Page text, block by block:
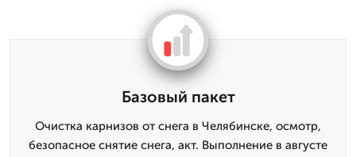
Базовый пакет
Очистка карнизов от снега в Челябинске, осмотр,
безопасное снятие снега, акт. Выполнение в августе